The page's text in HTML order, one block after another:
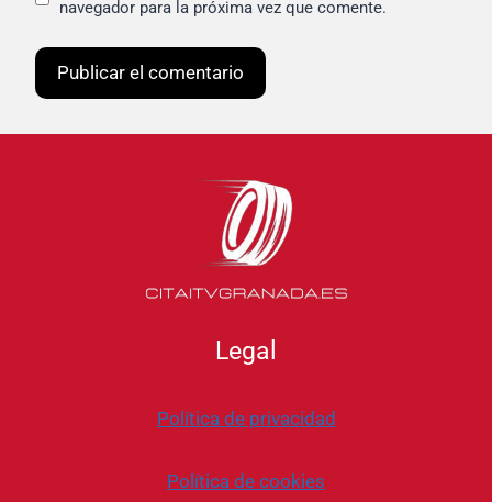
navegador para la próxima vez que comente.
Legal
Política de privacidad
Política de cookies